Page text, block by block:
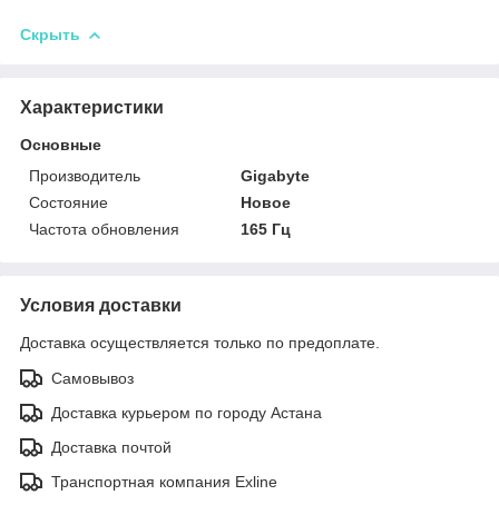
Скрыть
Характеристики
Основные
Производитель
Gigabyte
Состояние
Новое
Частота обновления
165 Гц
Условия доставки
Доставка осуществляется только по предоплате.
Самовывоз
Доставка курьером по городу Астана
Доставка почтой
Транспортная компания Exline